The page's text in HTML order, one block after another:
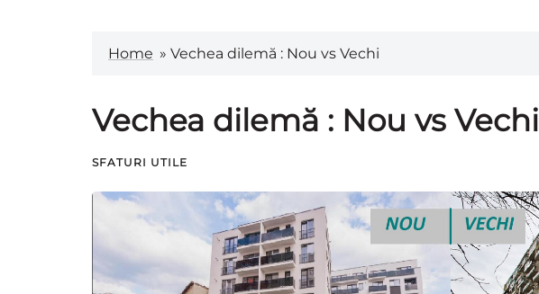
Home » Vechea dilemă : Nou vs Vechi
Vechea dilemă : Nou vs Vechi
SFATURI UTILE